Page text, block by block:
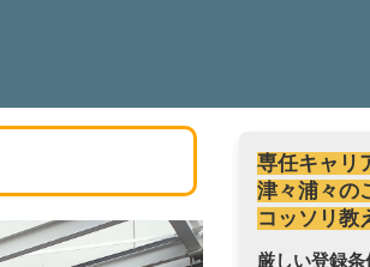
専任キャリ
津々浦々の
コッソリ教
厳しい登録